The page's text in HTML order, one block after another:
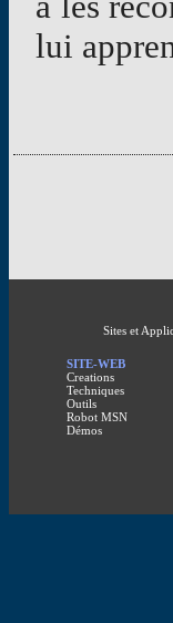
lui
Sites et
SITE-WEB
Creations
Techniques
Outils
Robot MSN
Démos